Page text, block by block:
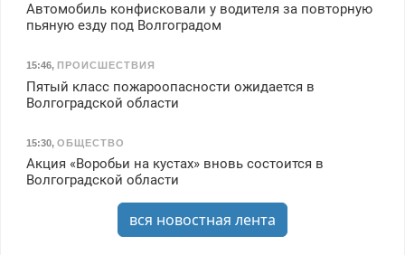
Автомобиль конфисковали у водителя за повторную
пьяную езду под Волгоградом
15:46, ПРОИСШЕСТВИЯ
Пятый класс пожароопасности ожидается в
Волгоградской области
15:30, ОБЩЕСТВО
Акция «Воробьи на кустах» вновь состоится в
Волгоградской области
вся новостная лента